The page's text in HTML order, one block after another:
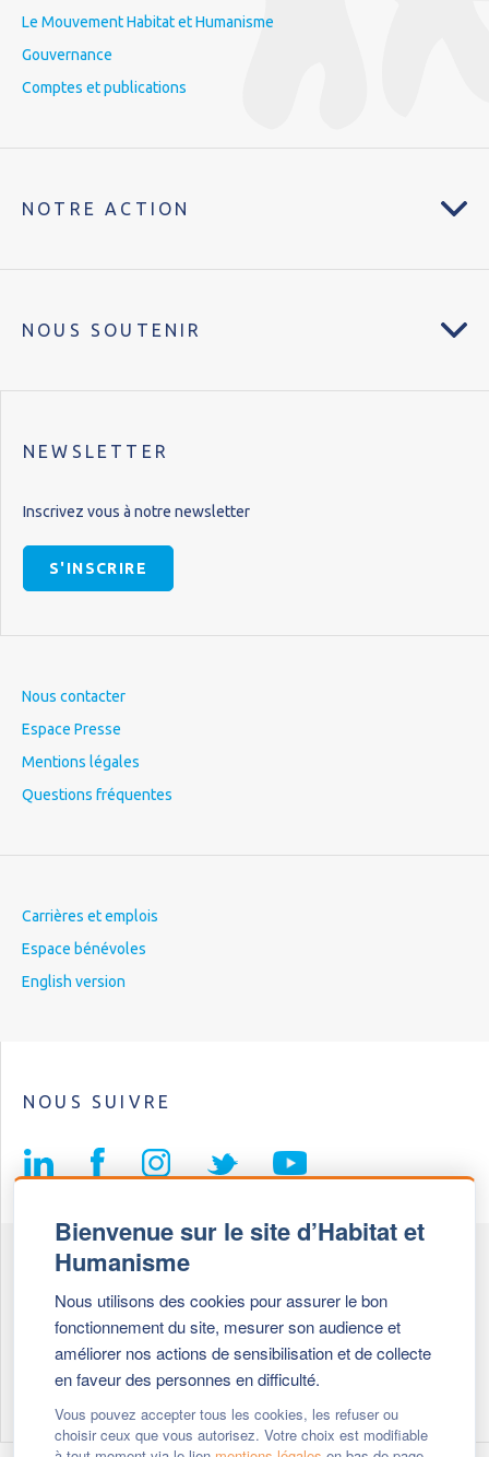
Bienvenue sur le site d’Habitat et
Humanisme
Nous utilisons des cookies pour assurer le bon
fonctionnement du site, mesurer son audience et
améliorer nos actions de sensibilisation et de collecte
en faveur des personnes en difficulté.
Vous pouvez accepter tous les cookies, les refuser ou
choisir ceux que vous autorisez. Votre choix est modifiable
Le Mouvement Habitat et Humanisme
Gouvernance
Comptes et publications
NOTRE ACTION
NOUS SOUTENIR
NEWSLETTER
Inscrivez vous à notre newsletter
S'INSCRIRE
Nous contacter
Espace Presse
Mentions légales
Questions fréquentes
Carrières et emplois
Espace bénévoles
English version
NOUS SUIVRE
69647 Caluire et Cuire cedex
+ 33 (0)4 72 27 42 58